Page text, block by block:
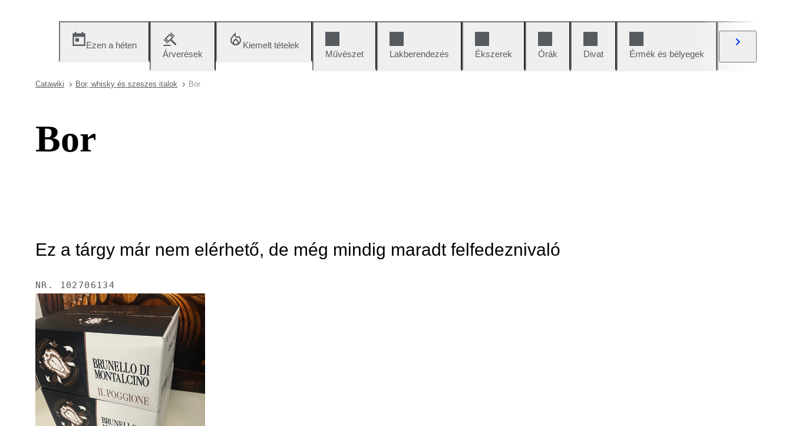
Ezen a héten
Árverések
Kiemelt tételek
Művészet
Lakberendezés Ékszerek Órák Divat Érmék és bélyegek
Catawiki Bor, whisky és szeszes italok Bor
Bor
Ez a tárgy már nem elérhető, de még mindig maradt felfedeznivaló
NR. 102706134